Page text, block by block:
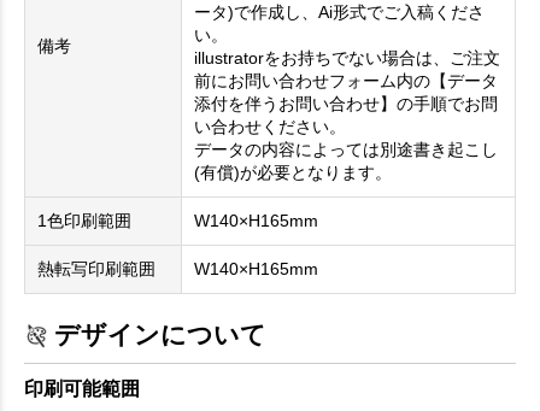
備考
ータ)で作成し、Ai形式でご入稿くださ
い。
illustratorをお持ちでない場合は、ご注文
前にお問い合わせフォーム内の【データ
添付を伴うお問い合わせ】の手順でお問
い合わせください。
データの内容によっては別途書き起こし
(有償)が必要となります。
1色印刷範囲 W140×H165mm
熱転写印刷範囲 W140×H165mm
デザインについて
印刷可能範囲